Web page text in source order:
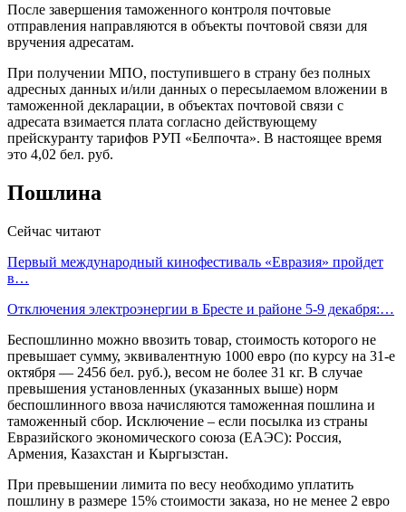
После завершения таможенного контроля почтовые
отправления направляются в объекты почтовой связи для
вручения адресатам.
При получении МПО, поступившего в страну без полных
адресных данных и/или данных о пересылаемом вложении в
таможенной декларации, в объектах почтовой связи с
адресата взимается плата согласно действующему
прейскуранту тарифов РУП «Белпочта». В настоящее время
это 4,02 бел. руб.
Пошлина
Сейчас читают
Первый международный кинофестиваль «Евразия» пройдет
в…
Отключения электроэнергии в Бресте и районе 5-9 декабря:…
Беспошлинно можно ввозить товар, стоимость которого не
превышает сумму, эквивалентную 1000 евро (по курсу на 31-е
октября — 2456 бел. руб.), весом не более 31 кг. В случае
превышения установленных (указанных выше) норм
беспошлинного ввоза начисляются таможенная пошлина и
таможенный сбор. Исключение – если посылка из страны
Евразийского экономического союза (ЕАЭС): Россия,
Армения, Казахстан и Кыргызстан.
При превышении лимита по весу необходимо уплатить
пошлину в размере 15% стоимости заказа, но не менее 2 евро